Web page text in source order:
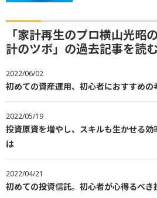
「家計再生のプロ横山光昭
計のツボ」の過去記事を読
2022/06/02
初めての資産運用、初心者におすすめの
2022/05/19
投資原資を増やし、スキルも生かせる効
は
2022/04/21
初めての投資信託。初心者が心得るべ